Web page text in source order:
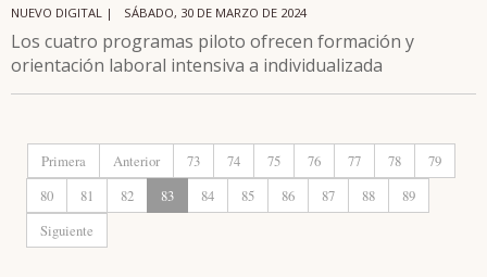
NUEVO DIGITAL | SÁBADO, 30 DE MARZO DE 2024
Los cuatro programas piloto ofrecen formación y
orientación laboral intensiva a individualizada
Primera Anterior 73 74 75 76 77 78
79
80
81 82 83 84 85 86 87 88
89
Siguiente